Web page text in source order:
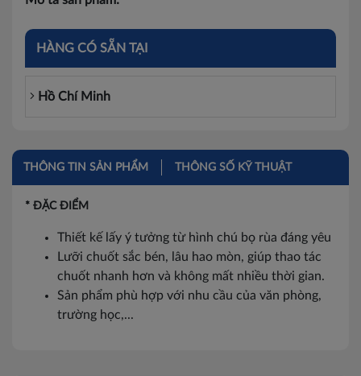
HÀNG CÓ SẴN TẠI
Hồ Chí Minh
THÔNG TIN SẢN PHẨM THÔNG SỐ KỸ THUẬT
* ĐẶC ĐIỂM
Thiết kế lấy ý tưởng từ hình chú bọ rùa đáng yêu
Lưỡi chuốt sắc bén, lâu hao mòn, giúp thao tác
chuốt nhanh hơn và không mất nhiều thời gian.
Sản phẩm phù hợp với nhu cầu của văn phòng,
trường học,...